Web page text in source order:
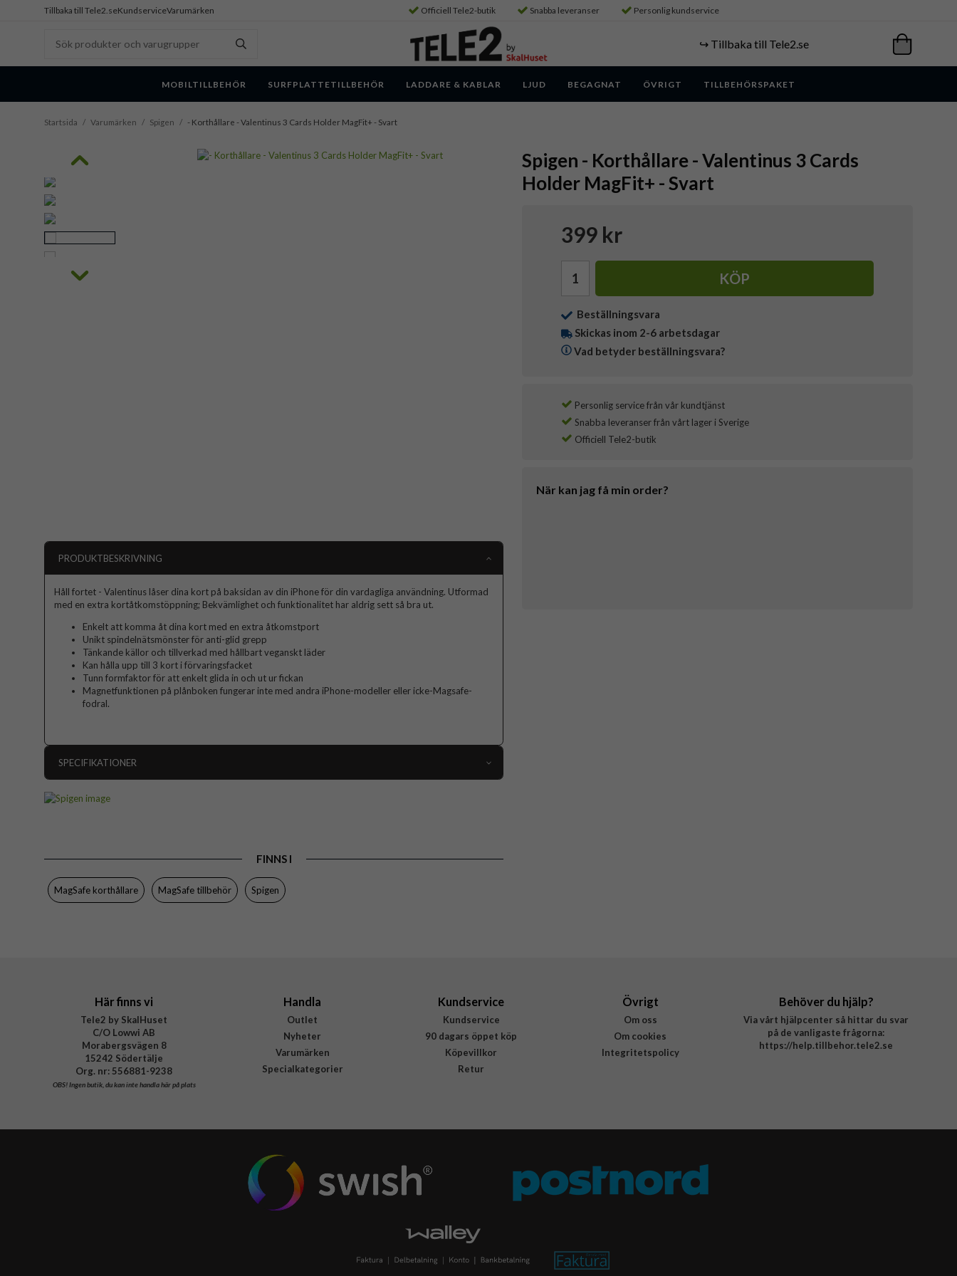
Tillbaka till Tele2.seKundserviceVarumärken Officiell Tele2-butik Snabba leveranser Personlig kundservice
↪️ Tillbaka till Tele2.se
MOBILTILLBEHÖR SURFPLATTETILLBEHÖR LADDARE & KABLAR LJUD BEGAGNAT ÖVRIGT TILLBEHÖRSPAKET
Startsida / Varumärken / Spigen / - Korthållare - Valentinus 3 Cards Holder MagFit+ - Svart
Spigen - Korthållare - Valentinus 3 Cards
Holder MagFit+ - Svart
399 kr
KÖP
Beställningsvara
Skickas inom 2-6 arbetsdagar
Vad betyder beställningsvara?
Personlig service från vår kundtjänst
Snabba leveranser från vårt lager i Sverige
Officiell Tele2-butik
När kan jag få min order?
PRODUKTBESKRIVNING
Håll fortet - Valentinus låser dina kort på baksidan av din iPhone för din vardagliga användning. Utformad
med en extra kortåtkomstöppning; Bekvämlighet och funktionalitet har aldrig sett så bra ut.
Enkelt att komma åt dina kort med en extra åtkomstport
Unikt spindelnätsmönster för anti-glid grepp
Tänkande källor och tillverkad med hållbart veganskt läder
Kan hålla upp till 3 kort i förvaringsfacket
Tunn formfaktor för att enkelt glida in och ut ur fickan
Magnetfunktionen på plånboken fungerar inte med andra iPhone-modeller eller icke-Magsafe-
fodral.
SPECIFIKATIONER
Färg
Svart
Varumärke
Tillverkarens art nr
FINNS I
MagSafe korthållare MagSafe tillbehör Spigen
Här finns vi
Tele2 by SkalHuset
C/O Lowwi AB
Morabergsvägen 8
15242 Södertälje
Org. nr: 556881-9238
OBS!Ingen butik, du kan inte handla här på plats
Handla
Outlet
Nyheter
Varumärken
Specialkategorier
Kundservice
Kundservice
90 dagars öppet köp
Köpevillkor
Retur
Övrigt
Om oss
Om cookies
Integritetspolicy
Behöver du hjälp?
Via vårt hjälpcenter så hittar du svar
på de vanligaste frågorna:
https://help.tillbehor.tele2.se